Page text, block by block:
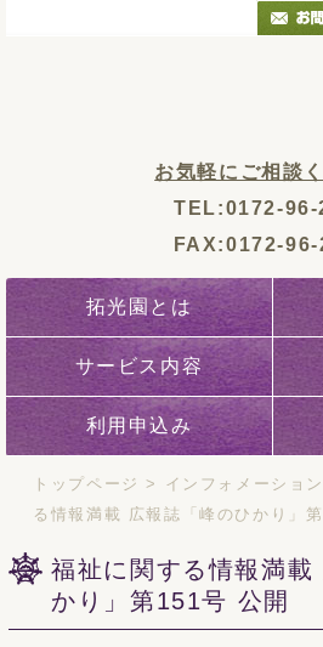
お気軽にご相談
TEL:0172-96-
FAX:0172-96-
拓光園とは
サービス内容
利用申込み
トップページ > インフォメーション
る情報満載 広報誌「峰のひかり」
福祉に関する情報満載
かり」第151号 公開